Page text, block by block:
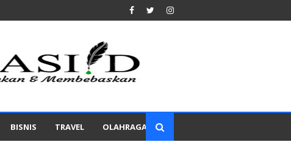
BISNIS TRAVEL OLAHRAGA